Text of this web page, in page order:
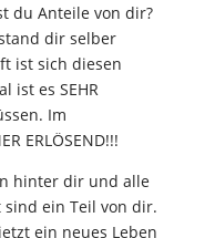
du Anteile von dir?
dir selber
ist sich diesen
ist es SEHR
Im
ERLÖSEND!!!
hinter dir und alle
ein Teil von dir.
ein neues Leben